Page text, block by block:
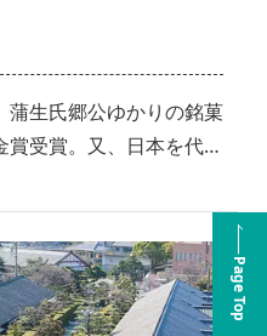
蒲生氏郷公ゆかりの銘菓
賞受賞。又、日本を代表
」も人気商品です。
Page Top